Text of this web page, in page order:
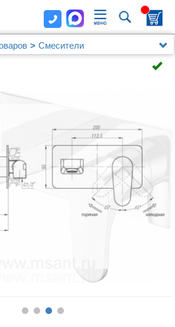
Смесители
Eleganz AF8312 для раковины